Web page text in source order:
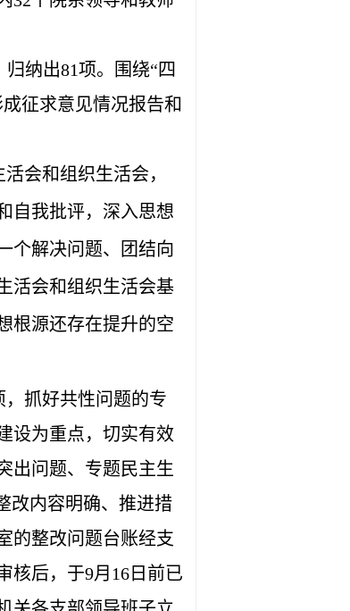
纳出81项。围绕“四
征求意见情况报告和
会和组织生活会，
自我批评，深入思想
个解决问题、团结向
活会和组织生活会基
根源还存在提升的空
抓好共性问题的专
设为重点，切实有效
出问题、专题民主生
改内容明确、推进措
的整改问题台账经支
核后，于9月16日前已